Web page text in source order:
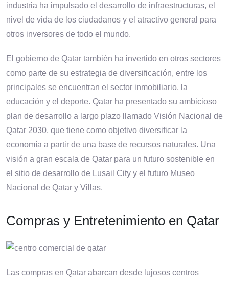
industria ha impulsado el desarrollo de infraestructuras, el
nivel de vida de los ciudadanos y el atractivo general para
otros inversores de todo el mundo.
El gobierno de Qatar también ha invertido en otros sectores
como parte de su estrategia de diversificación, entre los
principales se encuentran el sector inmobiliario, la
educación y el deporte. Qatar ha presentado su ambicioso
plan de desarrollo a largo plazo llamado Visión Nacional de
Qatar 2030, que tiene como objetivo diversificar la
economía a partir de una base de recursos naturales. Una
visión a gran escala de Qatar para un futuro sostenible en
el sitio de desarrollo de Lusail City y el futuro Museo
Nacional de Qatar y Villas.
Compras y Entretenimiento en Qatar
Las compras en Qatar abarcan desde lujosos centros